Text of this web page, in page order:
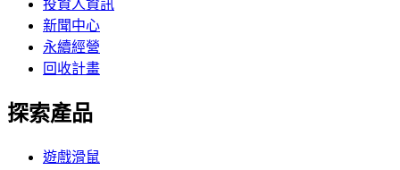
投資人資訊
新聞中心
永續經營
回收計畫
探索產品
遊戲滑鼠